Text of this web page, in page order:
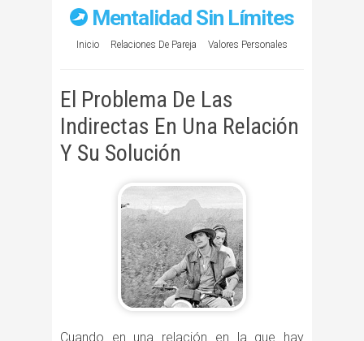
Mentalidad Sin Límites
Inicio Relaciones De Pareja Valores Personales
El Problema De Las
Indirectas En Una Relación
Y Su Solución
Cuando en una relación en la que hay